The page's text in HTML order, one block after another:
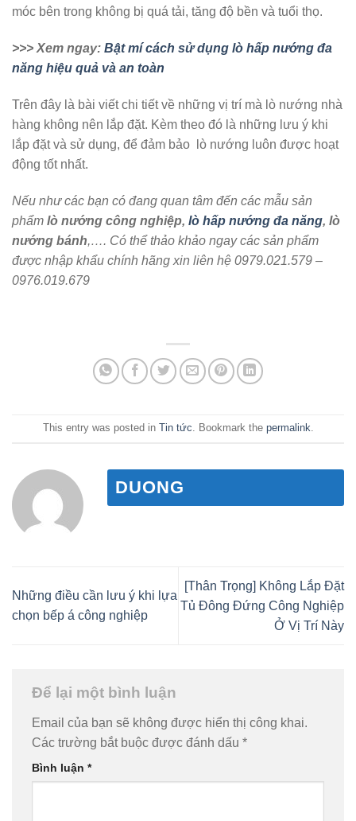
móc bên trong không bị quá tải, tăng độ bền và tuổi thọ.
>>> Xem ngay: Bật mí cách sử dụng lò hấp nướng đa
năng hiệu quả và an toàn
Trên đây là bài viết chi tiết về những vị trí mà lò nướng nhà
hàng không nên lắp đặt. Kèm theo đó là những lưu ý khi
lắp đặt và sử dụng, để đảm bảo lò nướng luôn được hoạt
động tốt nhất.
Nếu như các bạn có đang quan tâm đến các mẫu sản
phẩm lò nướng công nghiệp, lò hấp nướng đa năng, lò
nướng bánh,…. Có thể thảo khảo ngay các sản phẩm
được nhập khẩu chính hãng xin liên hệ 0979.021.579 –
0976.019.679
This entry was posted in Tin tức . Bookmark the permalink
DUONG
Những điều cần lưu ý khi lựa
chọn bếp á công nghiệp
[Thân Trọng] Không Lắp Đặt
Tủ Đông Đứng Công Nghiệp
Ở Vị Trí Này
Để lại một bình luận
Email của bạn sẽ không được hiển thị công khai.
Các trường bắt buộc được đánh dấu *
Bình luận *